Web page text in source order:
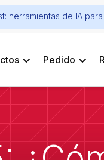
herramientas de IA
Pedido